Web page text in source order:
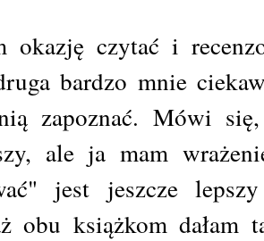
okazję czytać i
bardzo mnie
zapoznać. Mówi
ale ja mam
jest jeszcze
obu książkom dałam